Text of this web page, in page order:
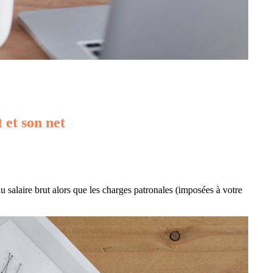
son net
brut alors que les charges patronales (imposées à votre